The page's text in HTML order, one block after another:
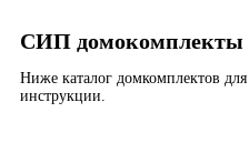
СИП домокомплекты
Ниже каталог домкомплектов
инструкции.